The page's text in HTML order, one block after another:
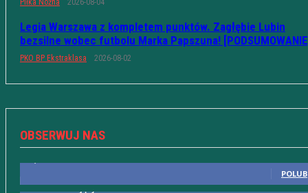
Legia Warszawa z kompletem punktów. Zagłębie Lubin
bezsilne wobec futbolu Marka Papszuna!
PKO BP Ekstraklasa 2026-08-02
OBSERWUJ NAS
POLUB
615 Obserwujący